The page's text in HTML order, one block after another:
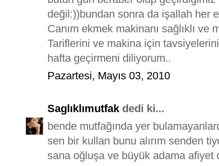
değil:))bundan sonra da işallah her
Canım ekmek makinanı sağlıklı
Tariflerini ve makina için
hafta geçirmeni diliyorum..
Pazartesi, Mayıs 03, 2010
Saglıklımutfak dedi ki...
bende mutfağında yer
sen bir kullan bunu alırım senden
sana oğluşa ve büyük adama afiyet